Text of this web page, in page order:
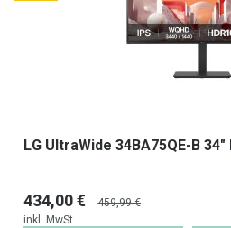
LG UltraWide 34BA75QE-B
434,00 €
459,99 €
inkl. MwSt.